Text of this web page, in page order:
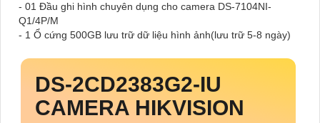
- 01 Đầu ghi hình chuyên dụng cho camera DS-7104NI-
Q1/4P/M
- 1 Ổ cứng 500GB lưu trữ dữ liệu hình ảnh(lưu trữ 5-8 ngày)
DS-2CD2383G2-IU
CAMERA HIKVISION